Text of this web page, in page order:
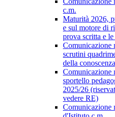
c.m.
Maturità 2026,
e sul motore di
prova scritta e
Comunicazione
scrutini
della
Comunicazione
sportello
2025/26
vedere RE)
Comunicazione